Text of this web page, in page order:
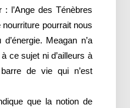
: l’Ange des Ténèbres
pourrait nous
Meagan n’a
ce sujet ni d’ailleurs à
de vie qui n’est
que la notion de